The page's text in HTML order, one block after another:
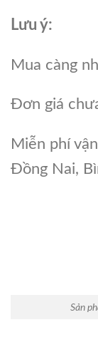
Lưu ý:
Mua càng
Đơn giá
Miễn phí
Đồng Nai,
Sản